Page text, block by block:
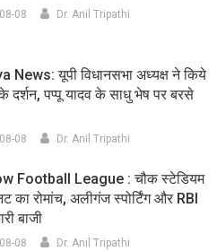
08 Dr. Anil Tripathi
News: यूपी विधानसभा अध्यक्ष ने किये
दर्शन, पप्पू यादव के साधु भेष पर बरसे
08 Dr. Anil Tripathi
Football League : चौक स्टेडियम
का रोमांच, अलीगंज स्पोर्टिंग और RBI
बाजी
08 Dr. Anil Tripathi